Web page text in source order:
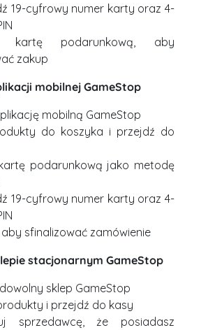
19-cyfrowy numer karty oraz 4-
kartę podarunkową, aby
zakup
mobilnej GameStop
mobilną GameStop
do koszyka i przejdź do
podarunkową jako metodę
19-cyfrowy numer karty oraz 4-
sfinalizować zamówienie
stacjonarnym GameStop
sklep GameStop
i przejdź do kasy
sprzedawcę, że posiadasz